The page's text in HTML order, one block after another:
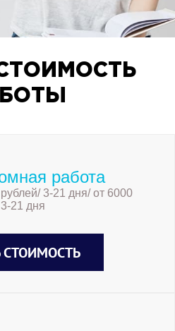
работа
3-21 дня/ от 6000
21 дня
СТОИМОСТЬ